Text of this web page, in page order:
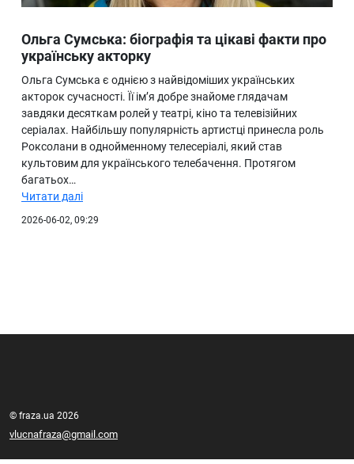
Ukraine
Про нас
Ольга Сумська: біографія та цікаві факти про
українську акторку
Ольга Сумська є однією з найвідоміших українських
акторок сучасності. Її ім’я добре знайоме глядачам
завдяки десяткам ролей у театрі, кіно та телевізійних
серіалах. Найбільшу популярність артистці принесла роль
Роксолани в однойменному телесеріалі, який став
культовим для українського телебачення. Протягом
багатьох…
Читати далі
2026-06-02, 09:29
© fraza.ua 2026
vlucnafraza@gmail.com